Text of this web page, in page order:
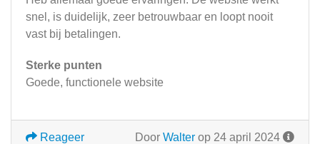
snel, is duidelijk, zeer betrouwbaar en loopt nooit
vast bij betalingen.
Sterke punten
Goede, functionele website
Door Walter op 24 april 2024
Reageer